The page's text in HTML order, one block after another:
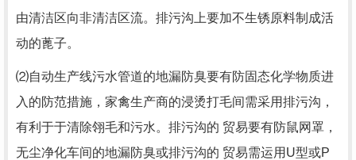
由清洁区向非清洁区流。排污沟上要加不生锈原料制成活
动的蓖子。
⑵自动生产线污水管道的地漏防臭要有防固态化学物质进
入的防范措施，家禽生产商的浸烫打毛间需采用排污沟，
有利于于清除翎毛和污水。排污沟的 贸易要有防鼠网罩，
无尘净化车间的地漏防臭或排污沟的 贸易需运用U型或P